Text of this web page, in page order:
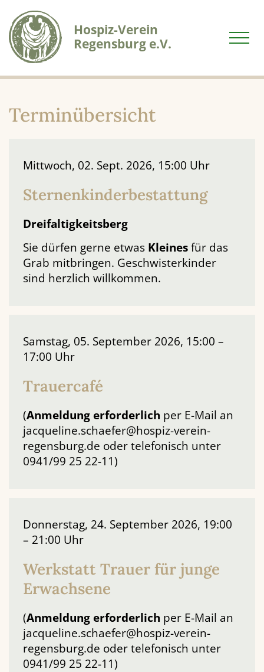
Seiteninhalt
Hauptmenü
Infomenü
Hospiz-Verein
Regensburg e.V.
Terminübersicht
Mittwoch, 02. Sept. 2026, 15:00 Uhr
Sternenkinderbestattung
Dreifaltigkeitsberg
Sie dürfen gerne etwas Kleinesfür das
Grab mitbringen. Geschwisterkinder
sind herzlich willkommen.
Samstag, 05. September 2026, 15:00 –
17:00 Uhr
Trauercafé
(Anmeldung erforderlich per E-Mail an
jacqueline.schaefer@hospiz-verein-
regensburg.de oder telefonisch unter
0941/99 25 22-11)
Donnerstag, 24. September 2026, 19:00
– 21:00 Uhr
Werkstatt Trauer für junge
Erwachsene
(Anmeldung erforderlich per E-Mail an
jacqueline.schaefer@hospiz-verein-
regensburg.de oder telefonisch unter
0941/99 25 22-11)